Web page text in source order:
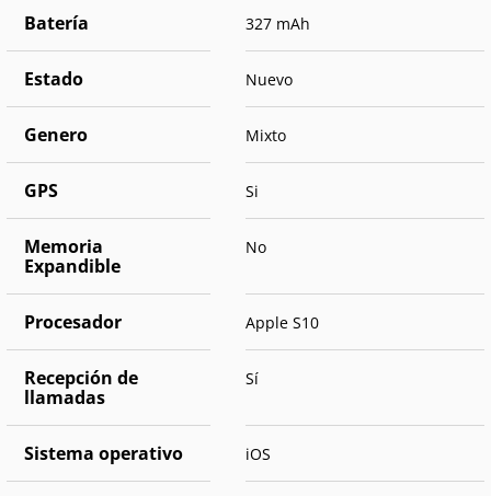
Batería 327 mAh
Estado Nuevo
Genero Mixto
GPS Si
Memoria
Expandible
No
Procesador Apple S10
Recepción de
llamadas
Sí
Sistema operativo iOS